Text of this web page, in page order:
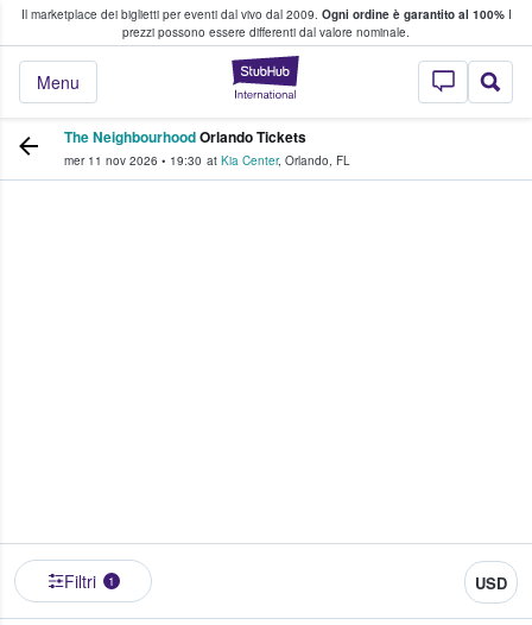
Il marketplace dei biglietti per eventi dal vivo dal 2009. Ogni ordine è garantito al 100%I
prezzi possono essere differenti dal valore nominale.
StubHub - Dove
Menu
fan comprano e vendono biglietti
The NeighbourhoodOrlando Tickets
mer 11 nov 2026 • 19:30 at Kia Center, Orlando, FL
Filtri 1 USD